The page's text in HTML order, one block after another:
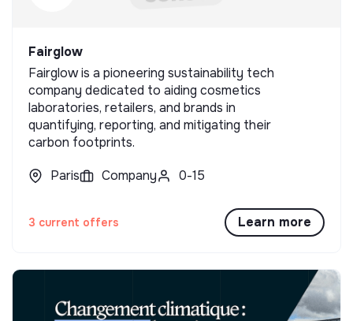
Fairglow
Fairglow is a pioneering sustainability tech
company dedicated to aiding cosmetics
laboratories, retailers, and brands in
quantifying, reporting, and mitigating their
carbon footprints.
Paris
Company 0-15
3 current offers Learn more